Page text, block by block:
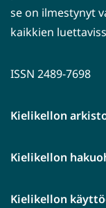
se on ilmestynyt
kaikkien
ISSN 2489-7698
Kielikellon
Kielikellon
Kielikellon